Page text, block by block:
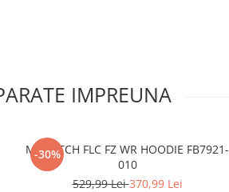
IMPREUNA
-30%
M NK TCH FLC FZ WR HOODIE FB7921-
010
529,99 Lei370,99 Lei